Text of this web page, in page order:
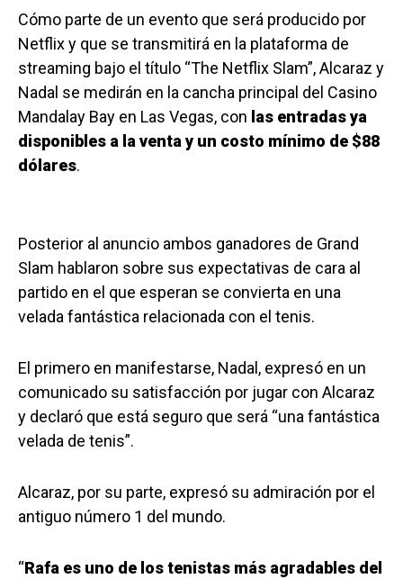
Cómo parte de un evento que será producido por
Netflix y que se transmitirá en la plataforma de
streaming bajo el título “The Netflix Slam”, Alcaraz y
Nadal se medirán en la cancha principal del Casino
Mandalay Bay en Las Vegas, con las entradas ya
disponibles a la venta y un costo mínimo de $88
dólares.
Posterior al anuncio ambos ganadores de Grand
Slam hablaron sobre sus expectativas de cara al
partido en el que esperan se convierta en una
velada fantástica relacionada con el tenis.
El primero en manifestarse, Nadal, expresó en un
comunicado su satisfacción por jugar con Alcaraz
y declaró que está seguro que será “una fantástica
velada de tenis”.
Alcaraz, por su parte, expresó su admiración por el
antiguo número 1 del mundo.
“Rafa es uno de los tenistas más agradables del